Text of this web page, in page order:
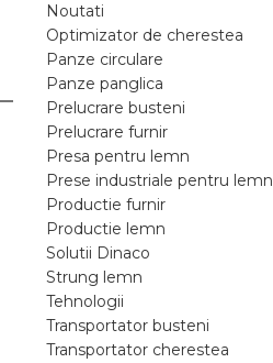
Noutati
Optimizator de cherestea
Panze circulare
Panze panglica
Prelucrare busteni
Prelucrare furnir
Presa pentru lemn
Prese industriale pentru lemn
Productie furnir
Productie lemn
Solutii Dinaco
Strung lemn
Tehnologii
Transportator busteni
Transportator cherestea